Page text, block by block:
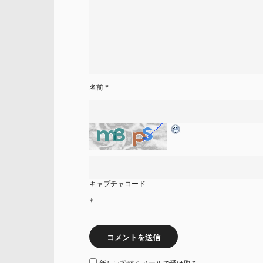
名前 *
キャプチャコード
*